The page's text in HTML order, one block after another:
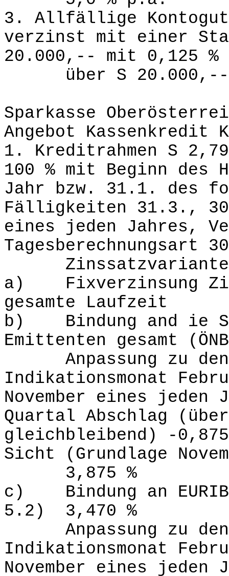
3. Allfällige
verzinst mit einer
20.000,-- mit 0,125 %
über S 20.000,--
Sparkasse
Angebot Kassenkredit
1. Kreditrahmen S
100 % mit Beginn
Jahr bzw. 31.1. des
Fälligkeiten 31.3.,
eines jeden Jahres,
Tagesberechnungsart
a) Fixverzinsung
gesamte Laufzeit
b) Bindung and ie
Emittenten gesamt
Anpassung zu den
Indikationsmonat
November eines jeden
Quartal Abschlag
gleichbleibend) -
Sicht (Grundlage
3,875 %
c) Bindung an
5.2) 3,470 %
Anpassung zu den
Indikationsmonat
November eines jeden